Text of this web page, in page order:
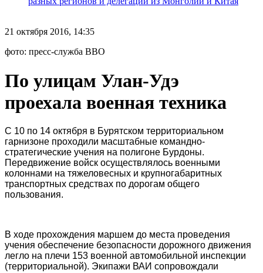
21 октября 2016, 14:35
фото: пресс-служба ВВО
По улицам Улан-Удэ
проехала военная техника
С 10 по 14 октября в Бурятском территориальном
гарнизоне проходили масштабные командно-
стратегические учения на полигоне Бурдоны.
Передвижение войск осуществлялось военными
колоннами на тяжеловесных и крупногабаритных
транспортных средствах по дорогам общего
пользования.
В ходе прохождения маршем до места проведения
учения обеспечение безопасности дорожного движения
легло на плечи 153 военной автомобильной инспекции
(территориальной). Экипажи ВАИ сопровождали